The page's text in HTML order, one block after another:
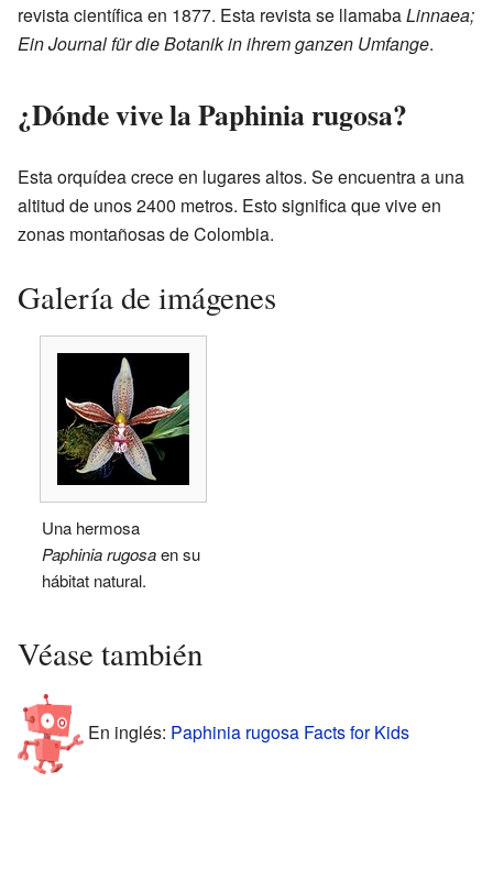
revista científica en 1877. Esta revista se llamabaLinnaea;
Ein Journal für die Botanik in ihrem ganzen Umfange.
¿Dónde vive la Paphinia rugosa?
Esta orquídea crece en lugares altos. Se encuentra a una
altitud de unos 2400 metros. Esto significa que vive en
zonas montañosas de Colombia.
Galería de imágenes
Una hermosa
Paphinia rugosaen su
hábitat natural.
Véase también
En inglés: Paphinia rugosa Facts for Kids